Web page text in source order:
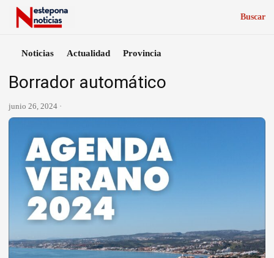
Buscar
Noticias Actualidad Provincia
Borrador automático
junio 26, 2024 ·